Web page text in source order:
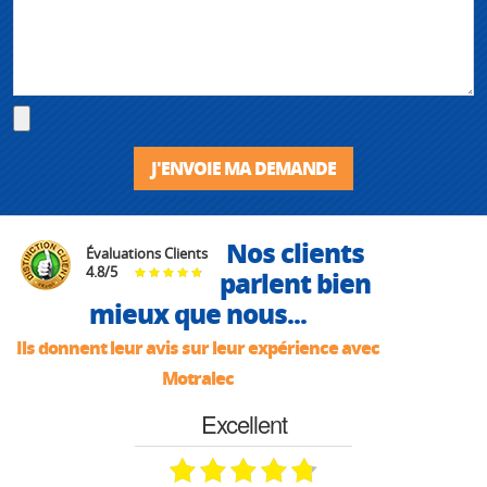
J'ENVOIE MA DEMANDE
Évaluations Clients
4.8/5
Nos clients
parlent bien
mieux que nous...
Ils donnent leur avis sur leur expérience avec
Motralec
Excellent